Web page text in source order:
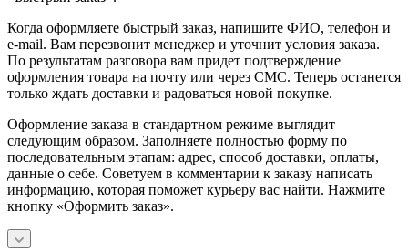
Когда оформляете быстрый заказ, напишите ФИО, телефон и
e-mail. Вам перезвонит менеджер и уточнит условия заказа.
По результатам разговора вам придет подтверждение
оформления товара на почту или через СМС. Теперь останется
только ждать доставки и радоваться новой покупке.
Оформление заказа в стандартном режиме выглядит
следующим образом. Заполняете полностью форму по
последовательным этапам: адрес, способ доставки, оплаты,
данные о себе. Советуем в комментарии к заказу написать
информацию, которая поможет курьеру вас найти. Нажмите
кнопку «Оформить заказ».